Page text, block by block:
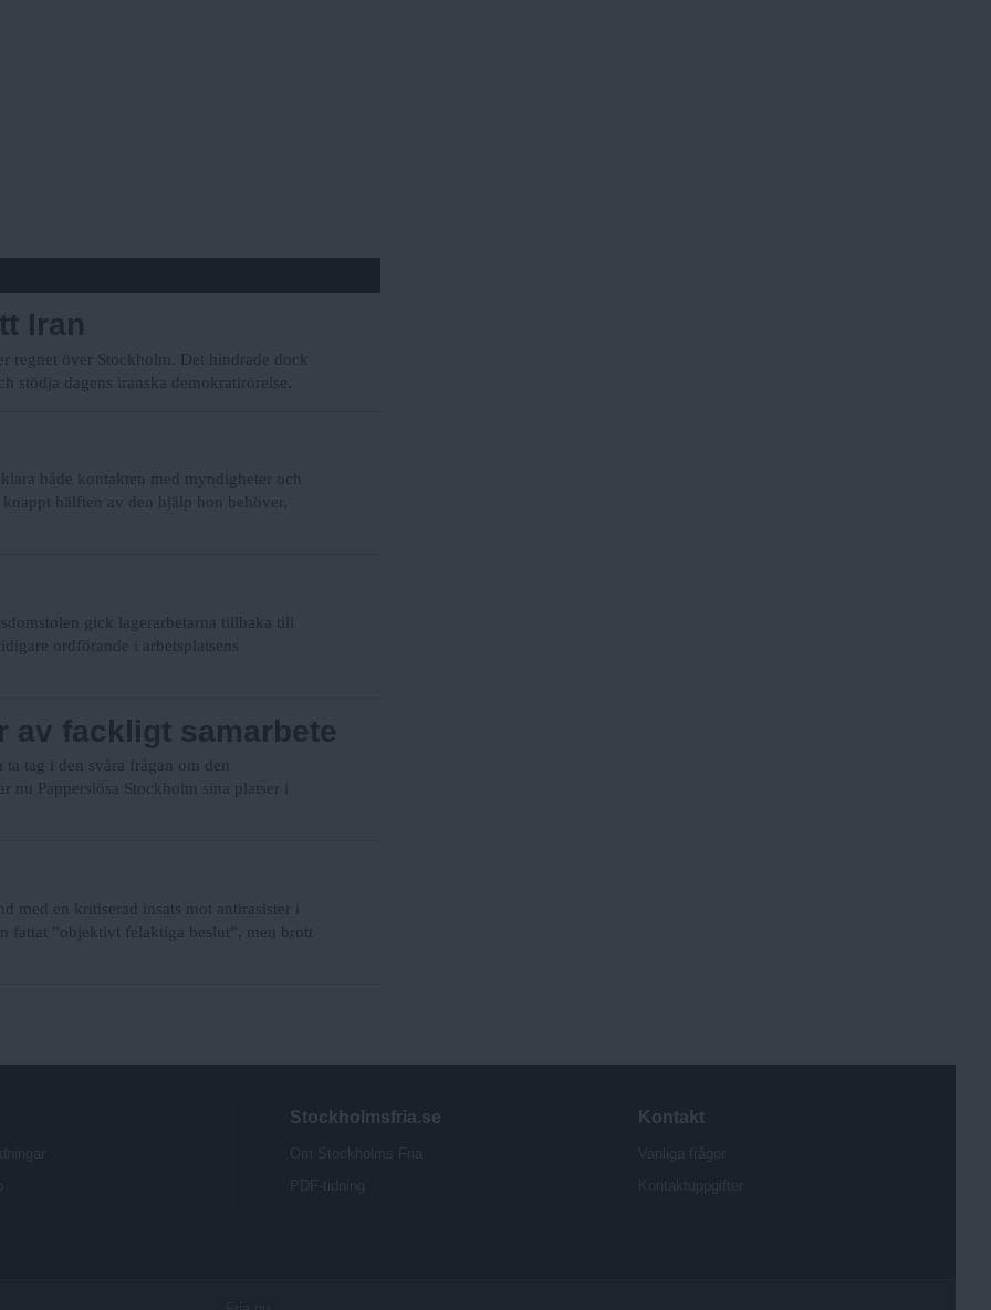
Iran
regnet över Stockholm. Det hindrade dock
stödja dagens iranska demokratirörelse.
både kontakten med myndigheter och
hälften av den hjälp hon behöver.
gick lagerarbetarna tillbaka till
ordförande i arbetsplatsens
av fackligt samarbete
tag i den svåra frågan om den
Papperslösa Stockholm sina platser i
med en kritiserad insats mot antirasister i
fattat ”objektivt felaktiga beslut”, men brott
Stockholmsfria.se Kontakt